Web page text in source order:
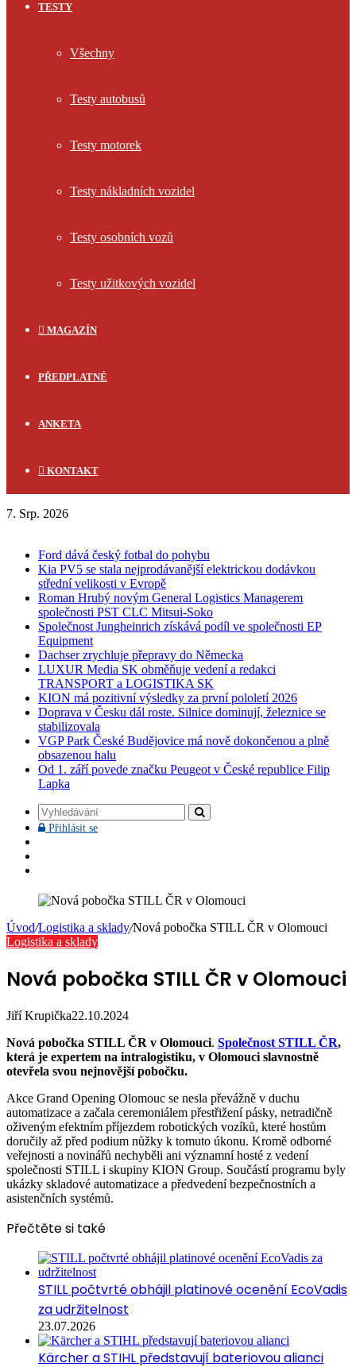
TESTY
Všechny
Testy autobusů
Testy motorek
Testy nákladních vozidel
Testy osobních vozů
Testy užitkových vozidel
MAGAZÍN
PŘEDPLATNÉ
ANKETA
KONTAKT
7. Srp. 2026
Ford dává český fotbal do pohybu
Kia PV5 se stala nejprodávanější elektrickou dodávkou
střední velikosti v Evropě
Roman Hrubý novým General Logistics Managerem
společnosti PST CLC Mitsui-Soko
Společnost Jungheinrich získává podíl ve společnosti EP
Equipment
Dachser zrychluje přepravy do Německa
LUXUR Media SK obměňuje vedení a redakci
TRANSPORT a LOGISTIKA SK
KION má pozitivní výsledky za první pololetí 2026
Doprava v Česku dál roste. Silnice dominují, železnice se
stabilizovala
VGP Park České Budějovice má nově dokončenou a plně
obsazenou halu
Od 1. září povede značku Peugeot v České republice Filip
Lapka
Vyhledávání
Přihlásit sePřihlásit
Úvod/Logistika a sklady/Nová pobočka STILL ČR v Olomouci
Logistika a sklady
Nová pobočka STILL ČR v Olomouci
Jiří Krupička22.10.2024
Nová pobočka STILL ČR v Olomouci. Společnost STILL ČR,
která je expertem na intralogistiku, v Olomouci slavnostně
otevřela svou nejnovější pobočku.
Akce Grand Opening Olomouc se nesla převážně v duchu
automatizace a začala ceremoniálem přestřižení pásky, netradičně
oživeným efektním příjezdem robotických vozíků, které hostům
doručily až před podium nůžky k tomuto úkonu. Kromě odborné
veřejnosti a novinářů nechyběli ani významní hosté z vedení
společnosti STILL i skupiny KION Group. Součástí programu byly
ukázky skladové automatizace a předvedení bezpečnostních a
asistenčních systémů.
Přečtěte si také
STILL počtvrté obhájil platinové ocenění EcoVadis
za udržitelnost
23.07.2026
Kärcher a STIHL představují bateriovou alianci